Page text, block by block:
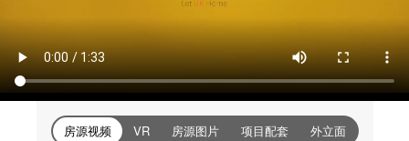
房源视频 VR 房源图片 项目配套 外立面